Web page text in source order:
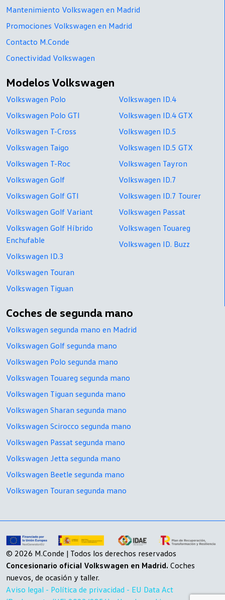
Mantenimiento Volkswagen en Madrid
Promociones Volkswagen en Madrid
Contacto M.Conde
Conectividad Volkswagen
Modelos Volkswagen
Volkswagen Polo
Volkswagen Polo GTI
Volkswagen T-Cross
Volkswagen Taigo
Volkswagen T-Roc
Volkswagen Golf
Volkswagen Golf GTI
Volkswagen Golf Variant
Volkswagen Golf Híbrido
Enchufable
Volkswagen ID.3
Volkswagen Touran
Volkswagen Tiguan
Volkswagen ID.4
Volkswagen ID.4 GTX
Volkswagen ID.5
Volkswagen ID.5 GTX
Volkswagen Tayron
Volkswagen ID.7
Volkswagen ID.7 Tourer
Volkswagen Passat
Volkswagen Touareg
Volkswagen ID. Buzz
Coches de segunda mano
Volkswagen segunda mano en Madrid
Volkswagen Golf segunda mano
Volkswagen Polo segunda mano
Volkswagen Touareg segunda mano
Volkswagen Tiguan segunda mano
Volkswagen Sharan segunda mano
Volkswagen Scirocco segunda mano
Volkswagen Passat segunda mano
Volkswagen Jetta segunda mano
Volkswagen Beetle segunda mano
Volkswagen Touran segunda mano
© 2026 M.Conde | Todos los derechos reservados
Concesionario oficial Volkswagen en Madrid. Coches
nuevos, de ocasión y taller.
Aviso legal - Política de privacidad - EU Data Act